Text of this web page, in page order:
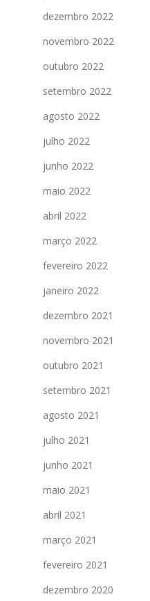
dezembro 2022
novembro 2022
outubro 2022
setembro 2022
agosto 2022
julho 2022
junho 2022
maio 2022
abril 2022
março 2022
fevereiro 2022
janeiro 2022
dezembro 2021
novembro 2021
outubro 2021
setembro 2021
agosto 2021
julho 2021
junho 2021
maio 2021
abril 2021
março 2021
fevereiro 2021
dezembro 2020